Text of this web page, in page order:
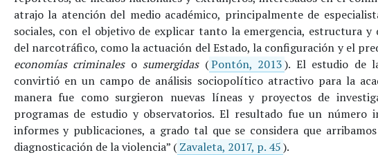
atrajo la atención del medio académico, principalmente de
sociales, con el objetivo de explicar tanto la emergencia, estructura y
del narcotráfico, como la actuación del Estado, la configuración y el
economías criminaleso sumergidas(Pontón, 2013). El estudio de
convirtió en un campo de análisis sociopolítico atractivo para la
manera fue como surgieron nuevas líneas y proyectos de
programas de estudio y observatorios. El resultado fue un número
informes y publicaciones, a grado tal que se considera que
diagnosticación de la violencia” ( Zavaleta, 2017, p. 45).